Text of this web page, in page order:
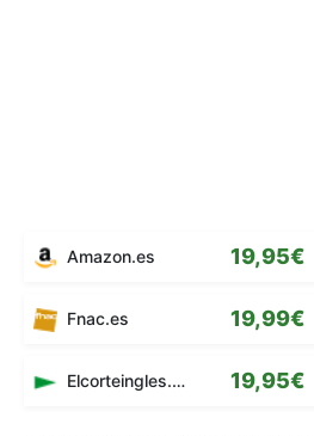
Amazon.es 19,95€
Fnac.es 19,99€
Elcorteingles.es 19,95€